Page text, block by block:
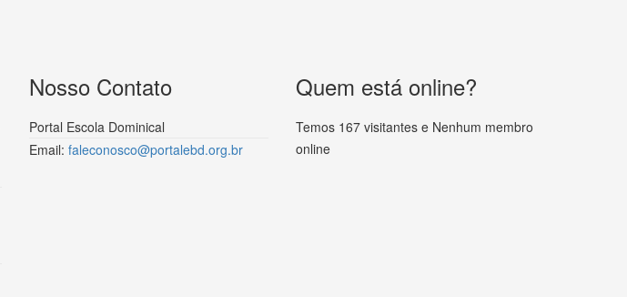
Nosso Contato
Portal Escola Dominical
Email: faleconosco@portalebd.org.br
Quem está online?
Temos 167 visitantes e Nenhum membro
online